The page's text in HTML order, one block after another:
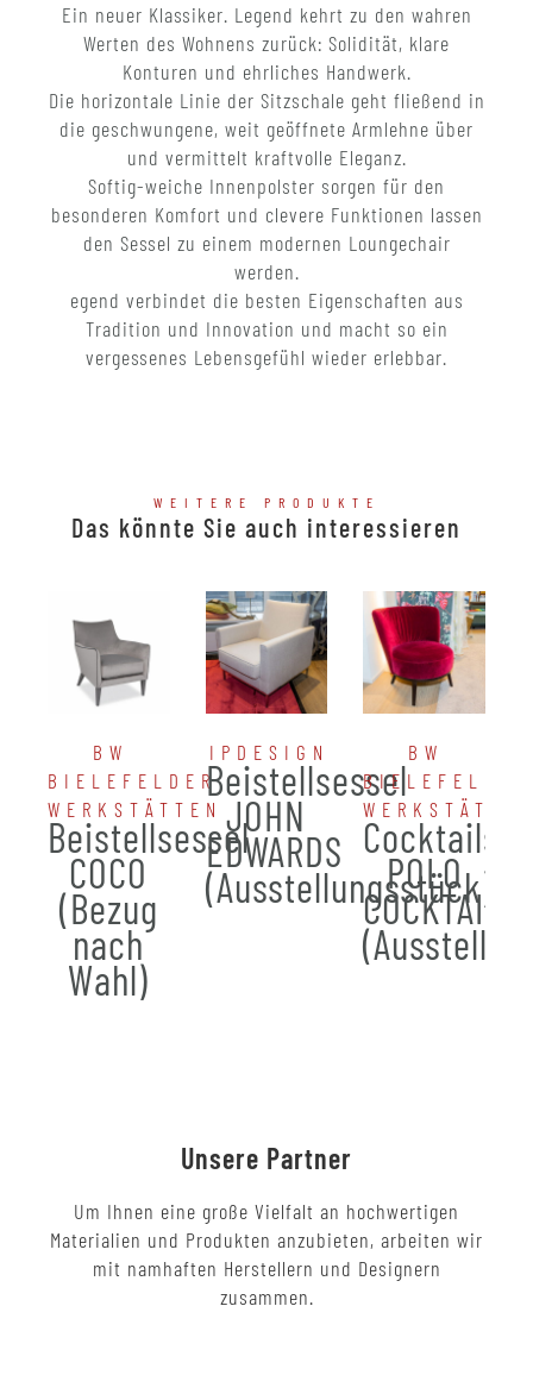
Ein neuer Klassiker. Legend kehrt zu den wahren
Werten des Wohnens zurück: Solidität, klare
Konturen und ehrliches Handwerk.
Die horizontale Linie der Sitzschale geht fließend in
die geschwungene, weit geöffnete Armlehne über
und vermittelt kraftvolle Eleganz.
Softig-weiche Innenpolster sorgen für den
besonderen Komfort und clevere Funktionen lassen
den Sessel zu einem modernen Loungechair
werden.
egend verbindet die besten Eigenschaften aus
Tradition und Innovation und macht so ein
vergessenes Lebensgefühl wieder erlebbar.
WEITERE PRODUKTE
Das könnte Sie auch interessieren
BW
BIELEFELDER
WERKSTÄTTEN
Beistellsessel
COCO
(Bezug
nach
Wahl)
IPDESIGN
Beistellsessel
JOHN
EDWARDS
(Ausstellungsstück)
BW
BIELEFELDER
POLO
COCKTAIL
Unsere Partner
Um Ihnen eine große Vielfalt an hochwertigen
Materialien und Produkten anzubieten, arbeiten wir
mit namhaften Herstellern und Designern
zusammen.